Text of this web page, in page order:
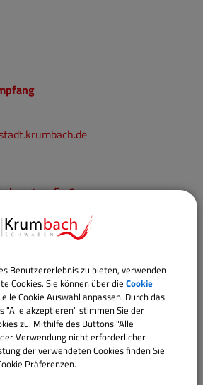
in 1
in 2
Benutzererlebnis zu bieten, verwenden
Cookies. Sie können über die Cookie
Cookie Auswahl anpassen. Durch das
"Alle akzeptieren" stimmen Sie der
zu. Mithilfe des Buttons "Alle
Verwendung nicht erforderlicher
der verwendeten Cookies finden Sie
Präferenzen.